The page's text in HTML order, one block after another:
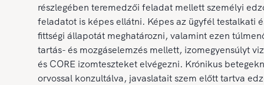
részlegében teremedzői feladat mellett személyi
feladatot is képes ellátni. Képes az ügyfél testalkati
fittségi állapotát meghatározni, valamint ezen
tartás- és mozgáselemzés mellett, izomegyensúlyt
és CORE izomteszteket elvégezni. Krónikus
orvossal konzultálva, javaslatait szem előtt tartva